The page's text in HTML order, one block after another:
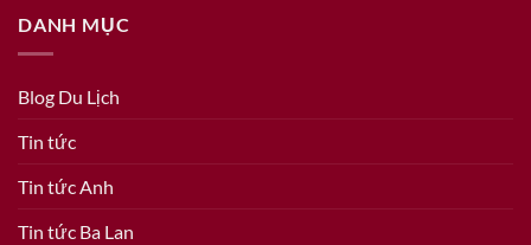
DANH MỤC
Blog Du Lịch
Tin tức
Tin tức Anh
Tin tức Ba Lan